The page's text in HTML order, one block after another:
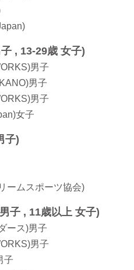
, 13-29歳 女子)
男子
男子
男子
女子
子)
ームスポーツ協会)
子 , 11歳以上 女子)
ース)男子
男子
子